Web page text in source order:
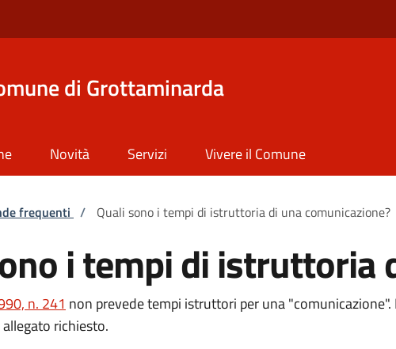
di Grottaminarda
Novità Servizi Vivere il Comune
di pane
frequenti / Quali sono i tempi di istruttoria di una comunicazione?
i tempi di istruttoria
n. 241 non prevede tempi istruttori per una
richiesto.